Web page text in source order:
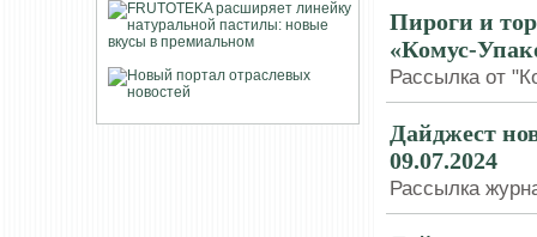
Пироги и
«Комус-
Рассылка от
Дайджест
09.07.2024
Рассылка